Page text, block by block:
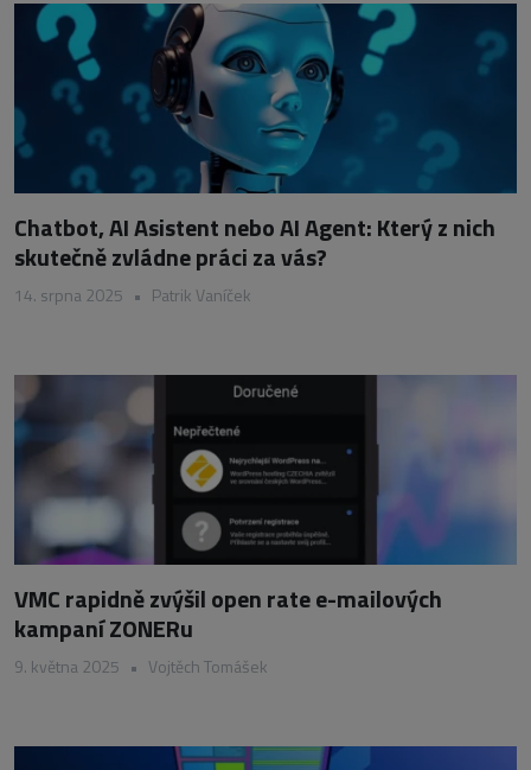
Chatbot, AI Asistent nebo AI Agent: Který z nich
skutečně zvládne práci za vás?
14. srpna 2025 • Patrik Vaníček
VMC rapidně zvýšil open rate e-mailových
kampaní ZONERu
9. května 2025 • Vojtěch Tomášek